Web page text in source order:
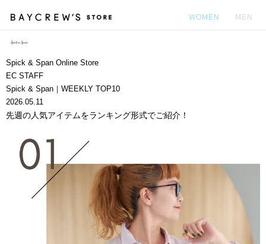
WOMEN MEN
Spick & Span Online Store
EC STAFF
Spick & Span｜WEEKLY TOP10
2026.05.11
先週の人気アイテムをランキング形式でご紹介！